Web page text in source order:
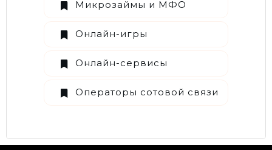
Микрозаймы и МФО
Онлайн-игры
Онлайн-сервисы
Операторы сотовой связи